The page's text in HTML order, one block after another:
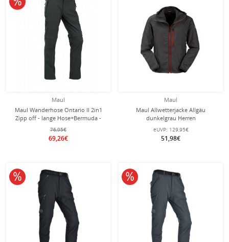
Maul
Maul Wanderhose Ontario II 2in1
Zipp off - lange Hose+Bermuda -
schwarz Herren
76,95€
69,26€
Maul
Maul Allwetterjacke Allgäu
dunkelgrau Herren
eUVP: 129,95€
51,98€
10% reduziert 10% reduziert